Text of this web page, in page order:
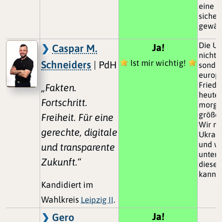
eine
Caspar M.
Schneiders | PdH
„Fakten.
Fortschritt.
Freiheit. Für eine
gerechte, digitale
und transparente
Zukunft.“
Kandidiert im
Wahlkreis Leipzig II.
Ja!
Ist mir wichtig!
Die
nicht
heute
Wir
und
kann.
Gero Ja!